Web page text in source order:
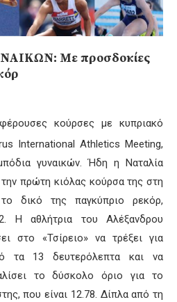
Με προσδοκίες
κούρσες με κυπριακό
International Athletics Meeting,
γυναικών. Ήδη η Ναταλία
πρώτη κιόλας κούρσα της στη
δικό της παγκύπριο ρεκόρ,
Η αθλήτρια του Αλέξανδρου
στο «Τσίρειο» να τρέξει για
13 δευτερόλεπτα και να
το δύσκολο όριο για το
που είναι 12.78. Δίπλα από τη